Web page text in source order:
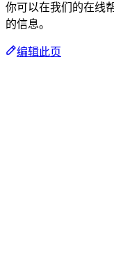
你可以在我们的在线
的信息。
编辑此页